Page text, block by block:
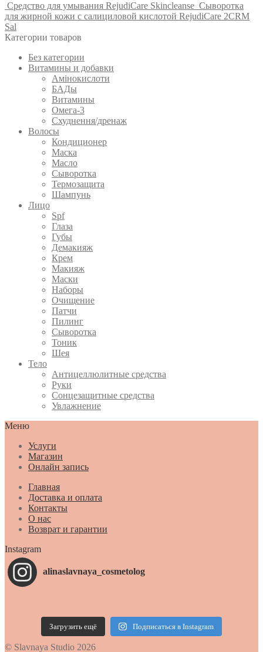
Средство для умывания RejudiCare Skincleanse Сыворотка
для жирной кожи с салициловой кислотой RejudiCare 2CRM
Sal
Категории товаров
Без категории
Витамины и добавки
Амінокислоти
БАДы
Витамины
Омега-3
Схуднення/дренаж
Волосы
Кондиционер
Маска
Масло
Сыворотка
Термозащита
Шампунь
Лицо
Spf
Глаза
Губы
Демакияж
Крем
Макияж
Маски
Наборы
Очищение
Патчи
Пилинг
Сыворотка
Тоник
Шея
Тело
Антицеллюлитные средства
Руки
Сонцезащитные средства
Увлажнение
Меню
Услуги
Магазин
Онлайн запись
Главная
Доставка и оплата
Контакты
О нас
Возврат и гарантии
Instagram
alinaslavnaya_cosmetolog
Загрузить ещё Подписаться в Instagram
© Slavnaya Studio 2026